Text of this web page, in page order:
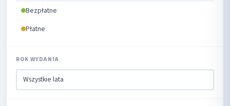
Bezpłatne
Płatne
ROK WYDANIA